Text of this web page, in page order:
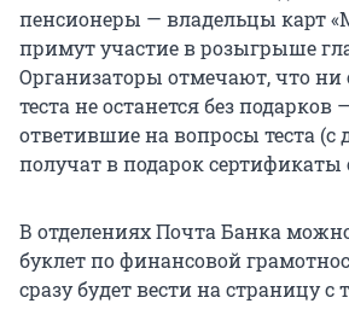
пенсионеры — владельцы карт
примут участие в розыгрыше
Организаторы отмечают, что ни
теста не останется без
ответившие на вопросы теста (с
получат в подарок сертификаты
В отделениях Почта Банка
буклет по финансовой
сразу будет вести на страницу с